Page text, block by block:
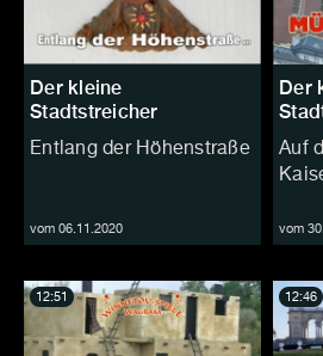
Der kleine
Stadtstreicher
Entlang der Höhenstraße
vom 06.11.2020
Der
Auf
vom
12:51 12:46